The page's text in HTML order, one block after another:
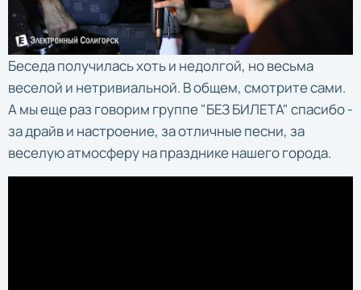
Беседа получилась хоть и недолгой, но весьма
веселой и нетривиальной. В общем, смотрите сами.
А мы еще раз говорим группе "БЕЗ БИЛЕТА" спасибо -
за драйв и настроение, за отличные песни, за
веселую атмосферу на празднике нашего города.